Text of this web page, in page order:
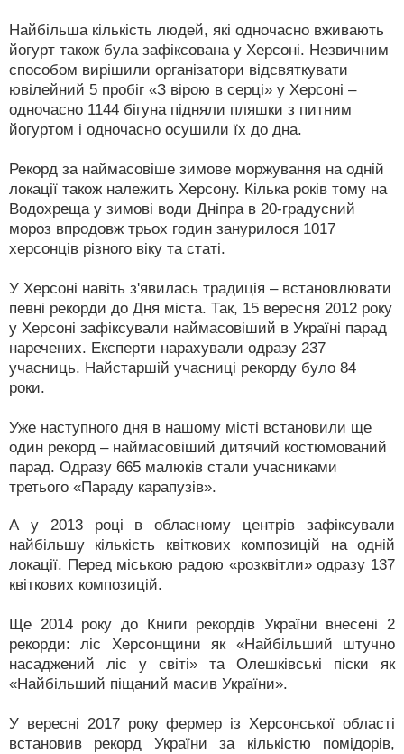
Найбільша кількість людей, які одночасно вживають
йогурт також була зафіксована у Херсоні. Незвичним
способом вирішили організатори відсвяткувати
ювілейний 5 пробіг «З вірою в серці» у Херсоні –
одночасно 1144 бігуна підняли пляшки з питним
йогуртом і одночасно осушили їх до дна.
Рекорд за наймасовіше зимове моржування на одній
локації також належить Херсону. Кілька років тому на
Водохреща у зимові води Дніпра в 20-градусний
мороз впродовж трьох годин занурилося 1017
херсонців різного віку та статі.
У Херсоні навіть з'явилась традиція – встановлювати
певні рекорди до Дня міста. Так, 15 вересня 2012 року
у Херсоні зафіксували наймасовіший в Україні парад
наречених. Експерти нарахували одразу 237
учасниць. Найстаршій учасниці рекорду було 84
роки.
Уже наступного дня в нашому місті встановили ще
один рекорд – наймасовіший дитячий костюмований
парад. Одразу 665 малюків стали учасниками
третього «Параду карапузів».
А у 2013 році в обласному центрів зафіксували
найбільшу кількість квіткових композицій на одній
локації. Перед міською радою «розквітли» одразу 137
квіткових композицій.
Ще 2014 року до Книги рекордів України внесені 2
рекорди: ліс Херсонщини як «Найбільший штучно
насаджений ліс у світі» та Олешківські піски як
«Найбільший піщаний масив України».
У вересні 2017 року фермер із Херсонської області
встановив рекорд України за кількістю помідорів,